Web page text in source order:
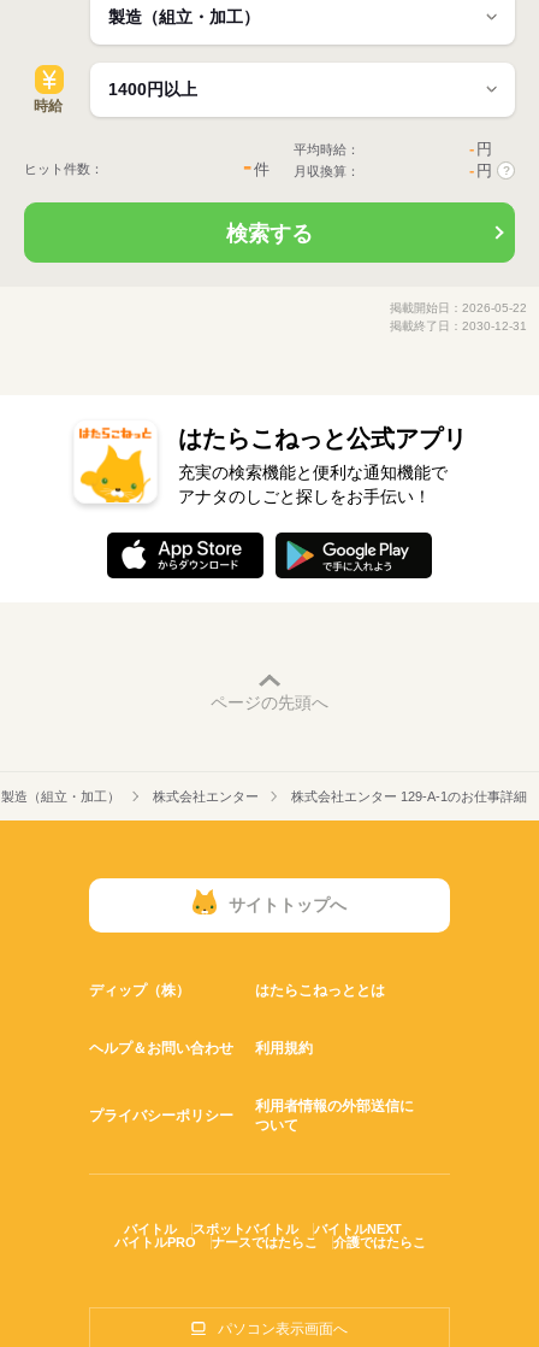
時給
ヒット件数： -件
平均時給： - 円
月収換算： - 円 ?
検索する
掲載開始日：2026-05-22
掲載終了日：2030-12-31
はたらこねっと公式アプリ
充実の検索機能と便利な通知機能で
アナタのしごと探しをお手伝い！
ページの先頭へ
製造（組立・加工） 株式会社エンター 株式会社エンター 129-A-1のお仕事詳細
サイトトップへ
ディップ（株） はたらこねっととは
ヘルプ＆お問い合わせ 利用規約
プライバシーポリシー
利用者情報の外部送信に
ついて
バイトル スポットバイトル
バイトルNEXT
バイトルPRO
ナースではたらこ 介護ではたらこ
パソコン表示画面へ